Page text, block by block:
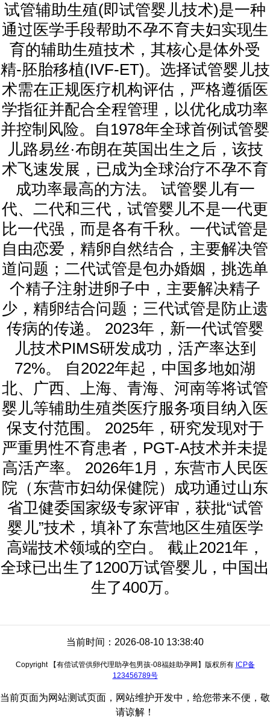
试管辅助生殖(即试管婴儿技术)是一种
通过医学手段帮助不孕不育夫妇实现生
育的辅助生殖技术，其核心是体外受
精-胚胎移植(IVF-ET)。选择试管婴儿技
术需在正规医疗机构评估，严格遵循医
学指征并配合全程管理，以优化成功率
并控制风险。自1978年全球首例试管婴
儿路易丝·布朗在英国出生之后，该技
术飞速发展，已成为全球治疗不孕不育
成功率最高的方法。 试管婴儿有一
代、二代和三代，试管婴儿不是一代更
比一代强，而是各有千秋。一代试管是
自由恋爱，精卵自然结合，主要解决管
道问题；二代试管是包办婚姻，挑选单
个精子注射进卵子中，主要解决精子
少，精卵结合问题；三代试管是防止遗
传病的传递。 2023年，新一代试管婴
儿技术PIMS研发成功，活产率达到
72%。 自2022年起，中国多地如湖
北、广西、上海、青海、河南等将试管
婴儿等辅助生殖类医疗服务项目纳入医
保支付范围。 2025年，研究发现对于
严重男性不育患者，PGT-A技术并未提
高活产率。 2026年1月，东营市人民医
院（东营市妇幼保健院）成功通过山东
省卫健委国家级专家评审，获批“试管
婴儿”技术，填补了东营地区生殖医学
高端技术领域的空白。 截止2021年，
全球已出生了1200万试管婴儿，中国出
生了400万。
当前时间：2026-08-10 13:38:40
Copyright 【有偿试管供卵代理助孕包男孩-08福娃助孕网】版权所有 ICP备
123456789号
当前页面为网站测试页面，网站维护开发中，给您带来不便，敬
请谅解！